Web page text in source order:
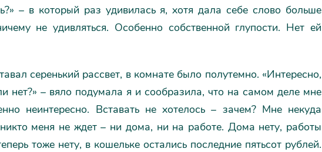
– в который раз удивилась я, хотя дала себе слово больше
не удивляться. Особенно собственной глупости. Нет ей
серенький рассвет, в комнате было полутемно. «Интересно,
нет?» – вяло подумала я и сообразила, что на самом деле мне
неинтересно. Вставать не хотелось – зачем? Мне некуда
никто меня не ждет – ни дома, ни на работе. Дома нету, работы
тоже нету, в кошельке остались последние пятьсот рублей.